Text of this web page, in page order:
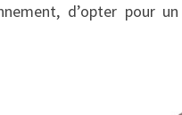
d’opter pour